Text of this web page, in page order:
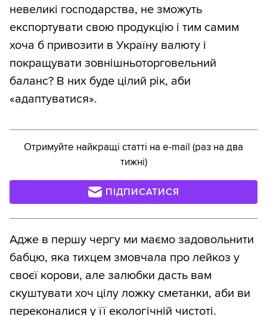
невеликі господарства, не зможуть
експортувати свою продукцію і тим самим
хоча б привозити в Україну валюту і
покращувати зовнішньоторговельний
баланс? В них буде цілий рік, аби
«адаптуватися».
Отримуйте найкращі статті на e-mail (раз на два
тижні)
ПІДПИСАТИСЯ
Адже в першу чергу ми маємо задовольнити
бабцю, яка тихцем змовчала про лейкоз у
своєї корови, але залюбки дасть вам
скуштувати хоч цілу ложку сметанки, аби ви
переконалися у її екологічній чистоті.